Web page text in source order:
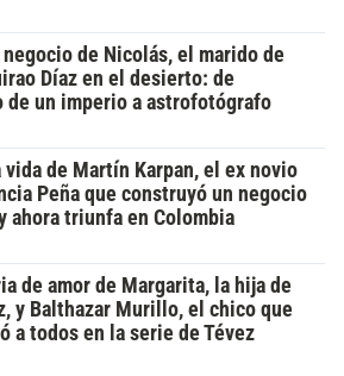
negocio de Nicolás, el marido de
Díaz en el desierto: de
de un imperio a astrofotógrafo
vida de Martín Karpan, el ex novio
Peña que construyó un negocio
ahora triunfa en Colombia
de amor de Margarita, la hija de
y Balthazar Murillo, el chico que
a todos en la serie de Tévez